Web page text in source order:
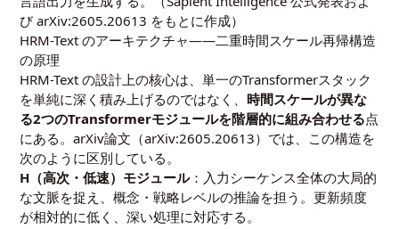
び arXiv:2605.20613 をもとに作成）
HRM-Text のアーキテクチャ――二重時間スケール再帰構造
の原理
HRM-Text の設計上の核心は、単一のTransformerスタック
を単純に深く積み上げるのではなく、時間スケールが異な
る2つのTransformerモジュールを階層的に組み合わせる点
にある。arXiv論文（arXiv:2605.20613）では、この構造を
次のように区別している。
H（高次・低速）モジュール：入力シーケンス全体の大局的
な文脈を捉え、概念・戦略レベルの推論を担う。更新頻度
が相対的に低く、深い処理に対応する。